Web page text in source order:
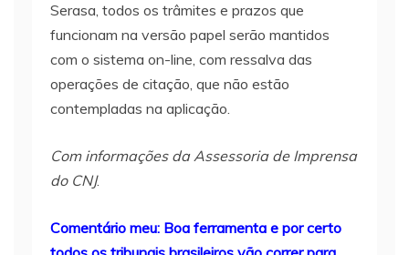
Serasa, todos os trâmites e prazos que
funcionam na versão papel serão mantidos
com o sistema on-line, com ressalva das
operações de citação, que não estão
contempladas na aplicação.
Com informações da Assessoria de Imprensa
do CNJ.
Comentário meu: Boa ferramenta e por certo